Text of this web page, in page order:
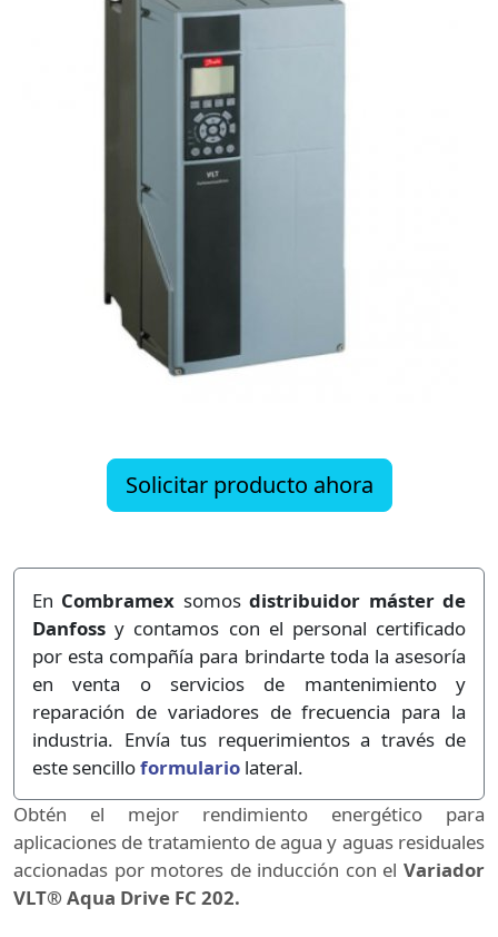
Solicitar producto ahora
En Combramex somosdistribuidor máster de
Danfoss y contamos con el personal certificado
por esta compañía para brindarte toda la asesoría
en venta o servicios de mantenimiento y
reparación de variadores de frecuencia para la
industria. Envía tus requerimientos a través de
este sencilloformulario lateral.
Obtén el mejor rendimiento energético para
aplicaciones de tratamiento de agua y aguas residuales
accionadas por motores de inducción con el Variador
VLT® Aqua Drive FC 202.